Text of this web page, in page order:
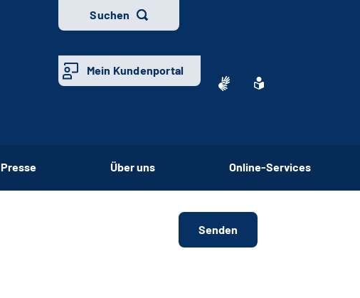
Suchen
Mein Kundenportal
Presse Über uns Online-Services